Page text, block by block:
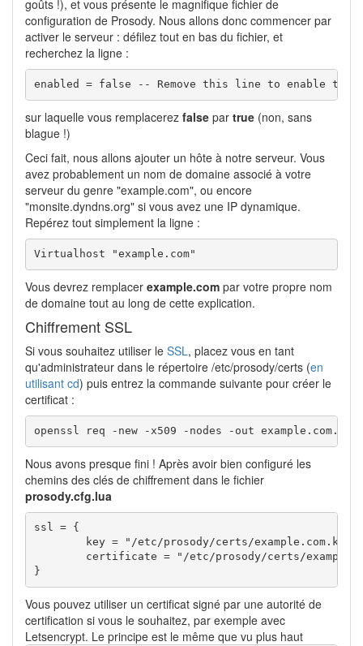
goûts !), et vous présente le magnifique fichier de
configuration de Prosody. Nous allons donc commencer par
activer le serveur : défilez tout en bas du fichier, et
recherchez la ligne :
enabled = false -- Remove this line to enable this
sur laquelle vous remplacerez false par true (non, sans
blague !)
Ceci fait, nous allons ajouter un hôte à notre serveur. Vous
avez probablement un nom de domaine associé à votre
serveur du genre "example.com", ou encore
"monsite.dyndns.org" si vous avez une IP dynamique.
Repérez tout simplement la ligne :
Virtualhost "example.com"
Vous devrez remplacer example.com par votre propre nom
de domaine tout au long de cette explication.
Chiffrement SSL
Si vous souhaitez utiliser le SSL, placez vous en tant
qu'administrateur dans le répertoire /etc/prosody/certs (en
utilisant cd) puis entrez la commande suivante pour créer le
certificat :
openssl req -new -x509 -nodes -out
Nous avons presque fini ! Après avoir bien configuré les
chemins des clés de chiffrement dans le fichier
prosody.cfg.lua
ssl =
{
	key
= "/etc/prosody/certs/example.com.key"
	certificate
=
"/etc/prosody/certs/
}
Vous pouvez utiliser un certificat signé par une autorité de
certification si vous le souhaitez, par exemple avec
Letsencrypt. Le principe est le même que vu plus haut